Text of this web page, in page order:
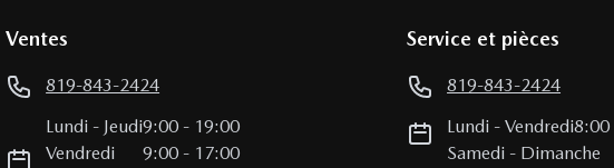
Ventes
819-843-2424
Lundi - Jeudi9:00 - 19:00
Vendredi
9:00 - 17:00
Service et pièces
819-843-2424
Lundi -Vendredi8:00
Samedi - Dimanche